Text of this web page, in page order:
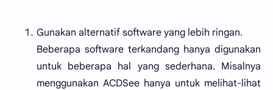
Gunakan alternatif software yang lebih ringan.
Beberapa software terkandang hanya digunakan
untuk beberapa hal yang sederhana. Misalnya
menggunakan ACDSee hanya untuk melihat-lihat